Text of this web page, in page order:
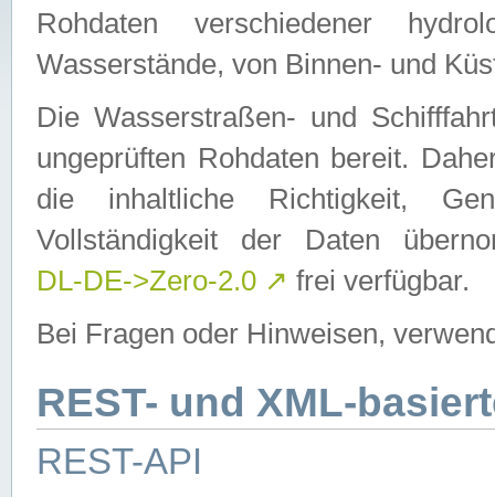
Rohdaten verschiedener
Wasserstände, von Binnen- und
Die Wasserstraßen- und
ungeprüften Rohdaten bereit.
die inhaltliche Richtigkeit,
Vollständigkeit der Daten
DL-DE->Zero-2.0 ↗ frei verfügbar.
Bei Fragen oder Hinweisen,
REST- und XML-
REST-API